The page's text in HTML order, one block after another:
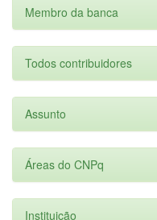
Membro da banca
Todos contribuidores
Assunto
Áreas do CNPq
Instituição